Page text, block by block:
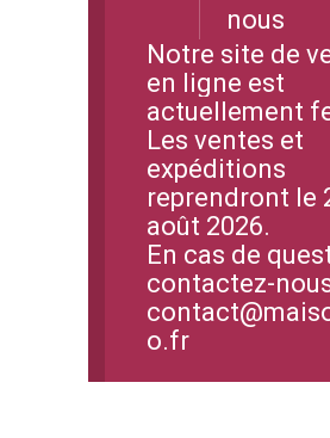
nous
Notre site de
en ligne est
actuellement
Les ventes et
expéditions
reprendront le
août 2026.
En cas de
contactez-
o.fr